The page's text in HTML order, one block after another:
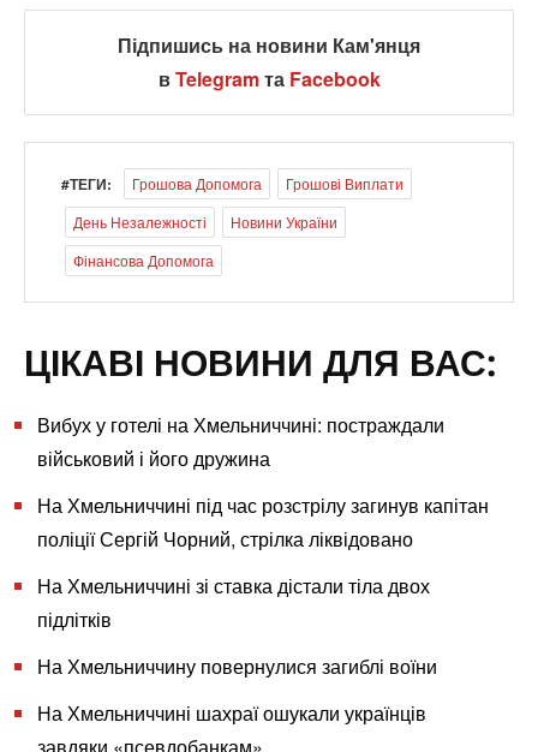
Підпишись на новини Кам'янця
вTelegramта Facebook
#ТЕГИ: Грошова Допомога
Грошові Виплати
День Незалежності
Новини України
Фінансова Допомога
ЦІКАВІ НОВИНИ ДЛЯ ВАС:
Вибух у готелі на Хмельниччині: постраждали
військовий і його дружина
На Хмельниччині під час розстрілу загинув капітан
поліції Сергій Чорний, стрілка ліквідовано
На Хмельниччині зі ставка дістали тіла двох
підлітків
На Хмельниччину повернулися загиблі воїни
На Хмельниччині шахраї ошукали українців